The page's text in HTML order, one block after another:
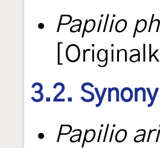
Papilio
3.2.
Papilio